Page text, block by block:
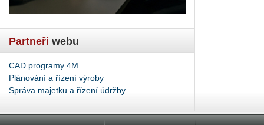
Partneři webu
CAD programy 4M
Plánování a řízení výroby
Správa majetku a řízení údržby